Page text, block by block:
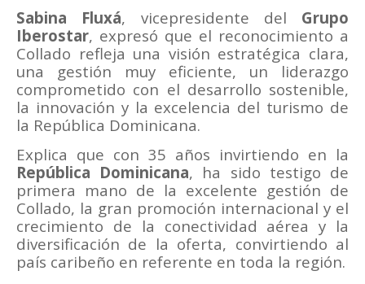
Sabina Fluxá, vicepresidente del Grupo
Iberostar, expresó que el reconocimiento a
Collado refleja una visión estratégica clara,
una gestión muy eficiente, un liderazgo
comprometido con el desarrollo sostenible,
la innovación y la excelencia del turismo de
la República Dominicana.
Explica que con 35 años invirtiendo en la
República Dominicana, ha sido testigo de
primera mano de la excelente gestión de
Collado, la gran promoción internacional y el
crecimiento de la conectividad aérea y la
diversificación de la oferta, convirtiendo al
país caribeño en referente en toda la región.